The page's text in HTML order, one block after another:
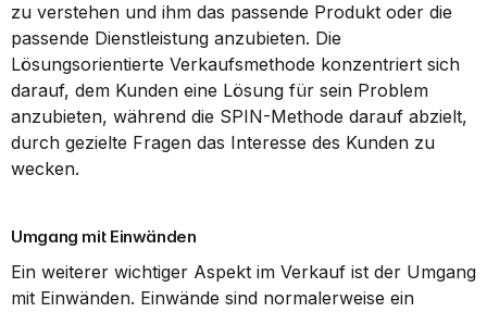
zu verstehen und ihm das passende Produkt oder die
passende Dienstleistung anzubieten. Die
Lösungsorientierte Verkaufsmethode konzentriert sich
darauf, dem Kunden eine Lösung für sein Problem
anzubieten, während die SPIN-Methode darauf abzielt,
durch gezielte Fragen das Interesse des Kunden zu
wecken.
Umgang mit Einwänden
Ein weiterer wichtiger Aspekt im Verkauf ist der Umgang
mit Einwänden. Einwände sind normalerweise ein